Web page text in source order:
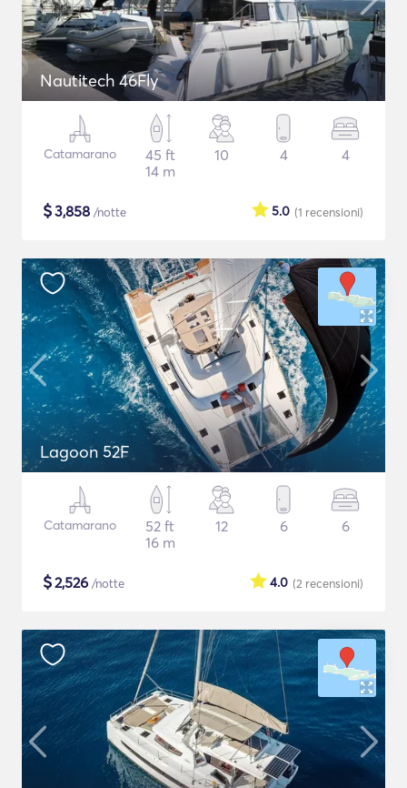
Nautitech 46Fly
Catamarano
45 ft
14 m
10 4 4
$3,858 /notte (1 recensioni)
5.0
Lagoon 52F
Catamarano
52 ft
16 m
12 6 6
$2,526 /notte (2 recensioni)
4.0